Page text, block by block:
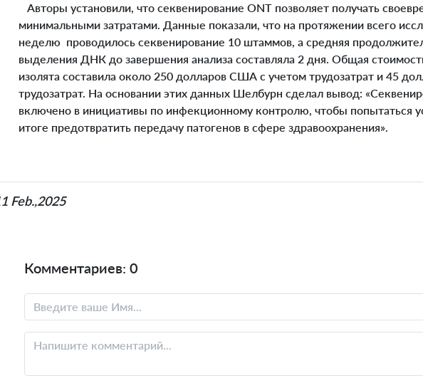
Авторы установили, что секвенирование ONT позволяет получать
минимальными затратами. Данные показали, что на протяжении всего
неделю проводилось секвенирование 10 штаммов, а средняя
выделения ДНК до завершения анализа составляла 2 дня. Общая
изолята составила около 250 долларов США с учетом трудозатрат и 45
трудозатрат. На основании этих данных Шелбурн сделал вывод:
включено в инициативы по инфекционному контролю, чтобы попытаться
итоге предотвратить передачу патогенов в сфере здравоохранения».
Feb.,2025
Комментариев: 0